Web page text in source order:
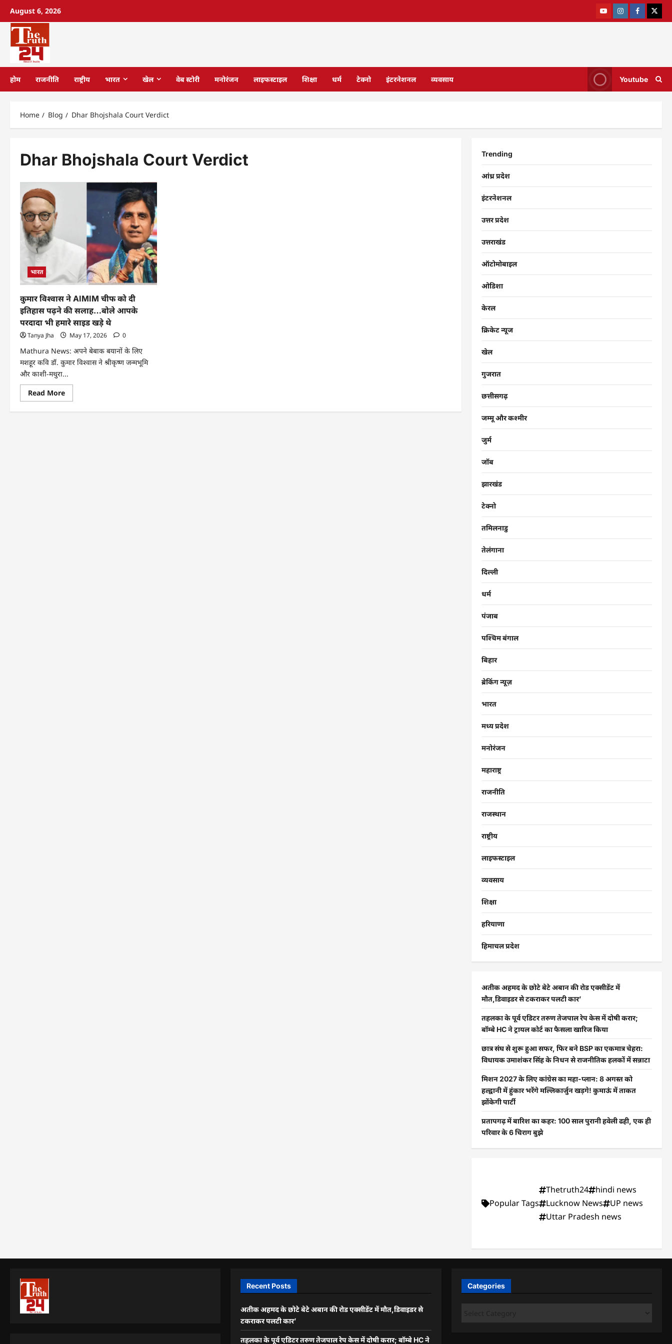
August 6, 2026
होम राजनीति राष्ट्रीय भारत खेल वेब स्टोरी मनोरंजन लाइफस्टाइल शिक्षा धर्म टेक्नो इंटरनेशनल व्यवसाय Youtube
Home Blog Dhar Bhojshala Court Verdict
Dhar Bhojshala Court Verdict
भारत
कुमार विश्वास ने AIMIM चीफ को दी
इतिहास पढ़ने की सलाह…बोले आपके
परदादा भी हमारे साइड खड़े थे
Tanya Jha May 17, 2026 0
Mathura News: अपने बेबाक बयानों के लिए
मशहूर कवि डॉ. कुमार विश्वास ने श्रीकृष्ण जन्मभूमि
और काशी-मथुरा...
Read More
Trending
आंध्र प्रदेश
इंटरनेशनल
उत्तर प्रदेश
उत्तराखंड
ऑटोमोबाइल
ओडिशा
केरल
क्रिकेट न्यूज
खेल
गुजरात
छत्तीसगढ़
जम्मू और कश्मीर
जुर्म
जॉब
झारखंड
टेक्नो
तमिलनाडु
तेलंगाना
दिल्ली
धर्म
पंजाब
पश्चिम बंगाल
बिहार
ब्रेकिंग न्यूज़
भारत
मध्य प्रदेश
मनोरंजन
महाराष्ट्र
राजनीति
राजस्थान
राष्ट्रीय
लाइफस्टाइल
व्यवसाय
शिक्षा
हरियाणा
हिमाचल प्रदेश
अतीक अहमद के छोटे बेटे अबान की रोड एक्सीडेंट में
मौत,डिवाइडर से टकराकर पलटी कार’
तहलका के पूर्व एडिटर तरुण तेजपाल रेप केस में दोषी करार;
बॉम्बे HC ने ट्रायल कोर्ट का फैसला खारिज किया
छात्र संघ से शुरू हुआ सफर, फिर बने BSP का एकमात्र चेहरा:
विधायक उमाशंकर सिंह के निधन से राजनीतिक हलकों में सन्नाटा
मिशन 2027 के लिए कांग्रेस का महा-प्लान: 8 अगस्त को
हल्द्वानी में हुंकार भरेंगे मल्लिकार्जुन खड़गे! कुमाऊं में ताकत
झोंकेगी पार्टी
प्रतापगढ़ में बारिश का कहर: 100 साल पुरानी हवेली ढही, एक ही
परिवार के 6 चिराग बुझे
Popular Tags
Thetruth24
hindi news
Lucknow News
UP news
Uttar Pradesh news
Recent Posts
अतीक अहमद के छोटे बेटे अबान की रोड एक्सीडेंट में मौत,डिवाइडर से
टकराकर पलटी कार’
तहलका के पूर्व एडिटर तरुण तेजपाल रेप केस में दोषी करार; बॉम्बे HC ने
Categories